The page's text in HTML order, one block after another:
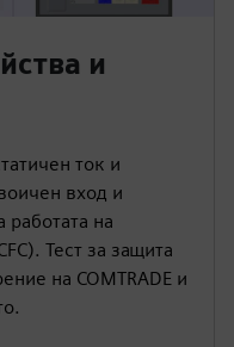
и
ток и
вход и
работата на
Тест за защита
на COMTRADE и